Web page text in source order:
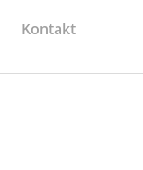
Kontakt